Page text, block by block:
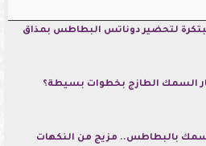
لتحضير دوناتس البطاطس بمذاق
السمك الطازج بخطوات بسيطة؟
بالبطاطس.. مزيج من النكهات